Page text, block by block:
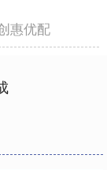
惠优配